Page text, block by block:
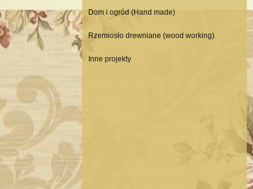
Dom i ogród (Hand made)
Świeczniki
Rzemiosło drewniane (wood working)
Do domu
Inne projekty